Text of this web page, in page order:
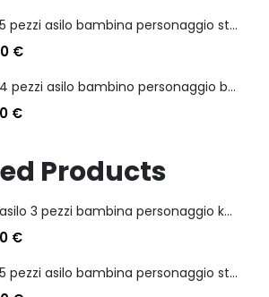
Set 5 pezzi asilo bambina personaggio stitch angel
€
Set 4 pezzi asilo bambino personaggio batman
€
Products
Set asilo 3 pezzi bambina personaggio kuromi
€
Set 5 pezzi asilo bambina personaggio stitch angel